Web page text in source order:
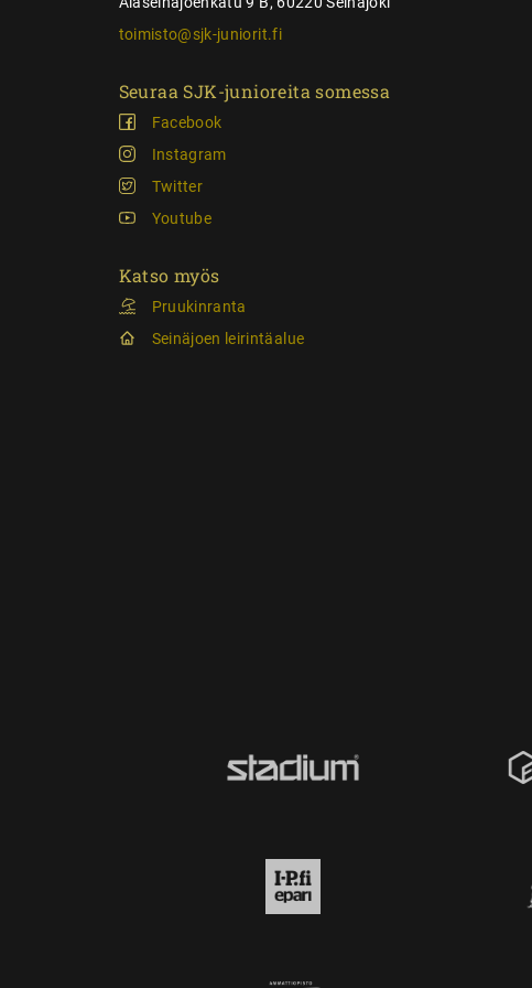
toimisto@sjk-juniorit.fi
Seuraa SJK-junioreita somessa
Facebook
Instagram
Twitter
Youtube
Katso myös
Pruukinranta
Seinäjoen leirintäalue